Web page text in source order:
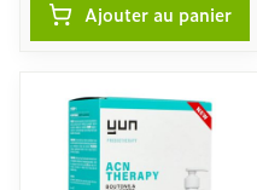
Ajouter au panier